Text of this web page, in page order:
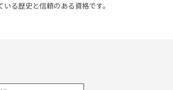
る歴史と信頼のある資格です。